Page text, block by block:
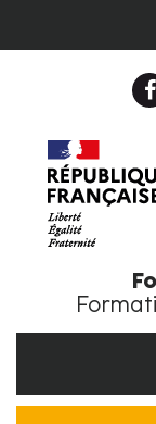
contenu
Top
Collapse